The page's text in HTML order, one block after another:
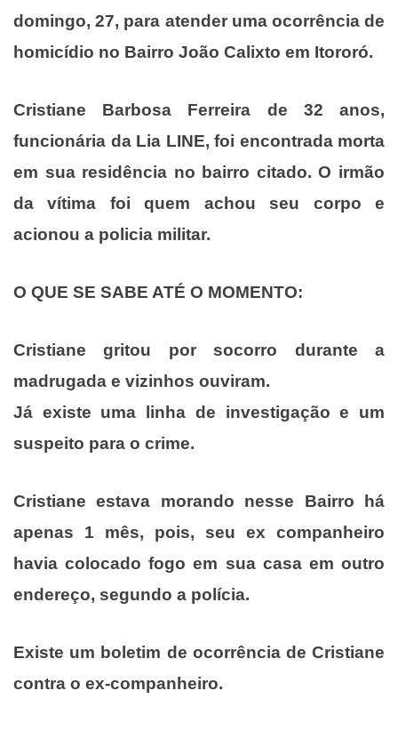
domingo, 27, para atender uma ocorrência de
homicídio no Bairro João Calixto em Itororó.
Cristiane Barbosa Ferreira de 32 anos,
funcionária da Lia LINE, foi encontrada morta
em sua residência no bairro citado. O irmão
da vítima foi quem achou seu corpo e
acionou a policia militar.
O QUE SE SABE ATÉ O MOMENTO:
Cristiane gritou por socorro durante a
madrugada e vizinhos ouviram.
Já existe uma linha de investigação e um
suspeito para o crime.
Cristiane estava morando nesse Bairro há
apenas 1 mês, pois, seu ex companheiro
havia colocado fogo em sua casa em outro
endereço, segundo a polícia.
Existe um boletim de ocorrência de Cristiane
contra o ex-companheiro.